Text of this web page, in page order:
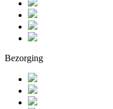
Bezorging